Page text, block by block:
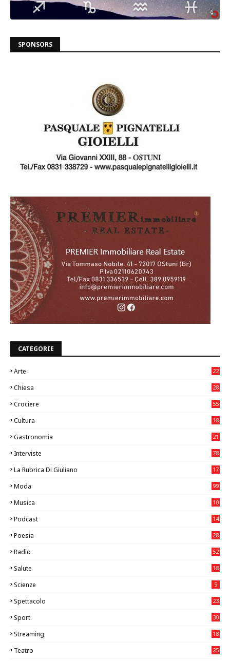
SPONSORS
CATEGORIE
Arte
22
Chiesa
28
Crociere 55
Cultura
18
Gastronomia
21
Interviste 78
La Rubrica Di Giuliano
17
Moda 99
Musica
10
Podcast 14
Poesia 28
Radio 52
Salute
18
Scienze 5
Spettacolo 23
Sport
30
Streaming 18
Teatro
25